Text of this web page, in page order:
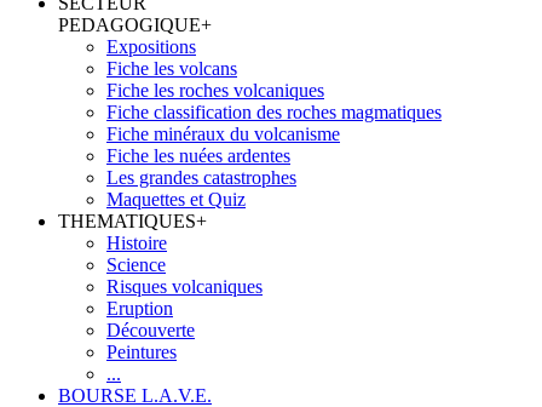
PEDAGOGIQUE+
Expositions
Fiche les volcans
Fiche les roches volcaniques
Fiche classification des roches magmatiques
Fiche minéraux du volcanisme
Fiche les nuées ardentes
Les grandes catastrophes
Maquettes et Quiz
THEMATIQUES+
Histoire
Science
Risques volcaniques
Eruption
Découverte
Peintures
...
BOURSE L.A.V.E.